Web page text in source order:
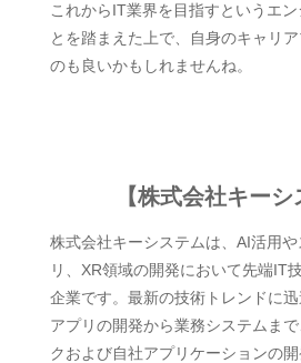
これからIT業界を目指すというエ
とを踏まえた上で、自身のキャリ
のも良いかもしれませんね。
【株式会社キーシ
株式会社キーシステムは、AI活用
リ、XR領域の開発において先端IT
企業です。最新の技術トレンドに
アプリの開発から業務システムま
クおよび自社アプリケーションの開